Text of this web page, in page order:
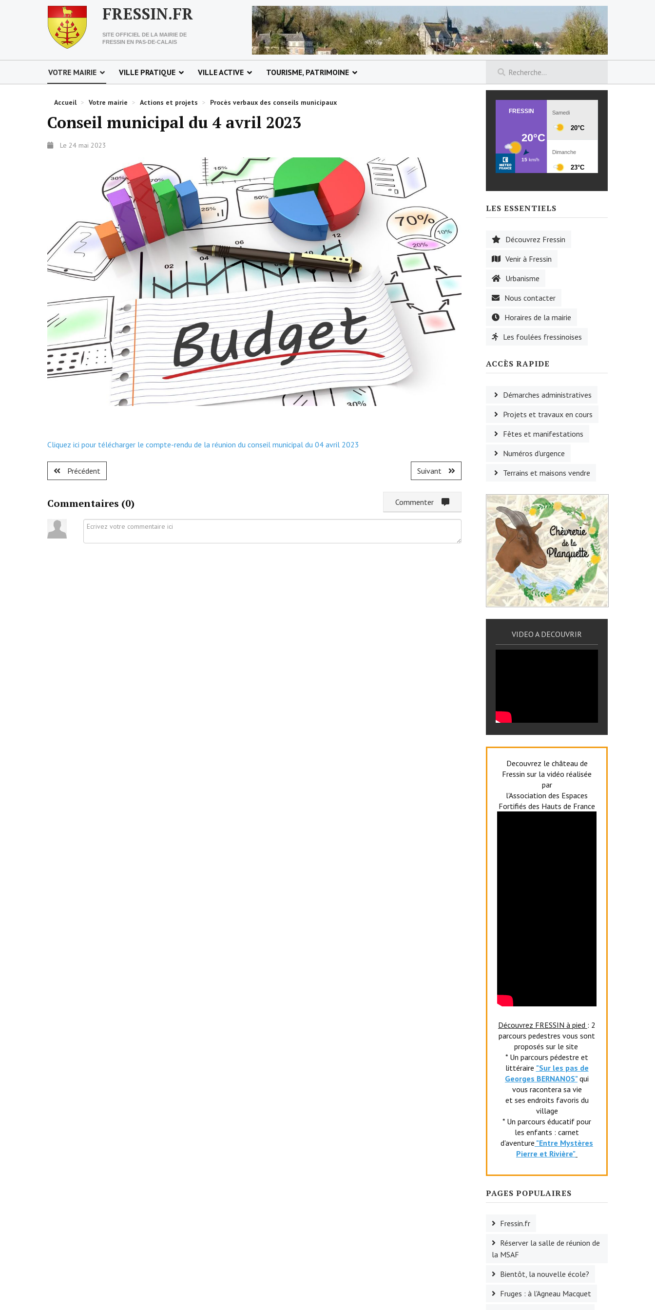
FRESSIN.FR
SITE OFFICIEL DE LA MAIRIE DE
FRESSIN EN PAS-DE-CALAIS
VOTRE MAIRIE VILLE PRATIQUE VILLE ACTIVE TOURISME, PATRIMOINE
Accueil > Votre mairie > Actions et projets > Procès verbaux des conseils municipaux
Conseil municipal du 4 avril 2023
Le 24 mai 2023
Cliquez ici pour télécharger le compte-rendu de la réunion du conseil municipal du 04 avril 2023
Précédent Suivant
Commentaires (0)
LES ESSENTIELS
Découvrez Fressin
Venir à Fressin
Urbanisme
Nous contacter
Horaires de la mairie
Les foulées fressinoises
ACCÈS RAPIDE
Démarches administratives
Projets et travaux en cours
Fêtes et manifestations
Numéros d'urgence
Terrains et maisons vendre
VIDEO A DECOUVRIR
Decouvrez le château de
Fressin sur la vidéo réalisée
par
l'Association des Espaces
Fortifiés des Hauts de France
Découvrez FRESSIN à pied : 2
parcours pedestres vous sont
proposés sur le site
* Un parcours pédestre et
littéraire "Sur les pas de
Georges BERNANOS" qui
vous racontera sa vie
et ses endroits favoris du
village
* Un parcours éducatif pour
les enfants : carnet
d'aventure "Entre Mystères
Pierre et Rivière"
PAGES POPULAIRES
Fressin.fr
Réserver la salle de réunion de
la MSAF
Bientôt, la nouvelle école?
Fruges : à l'Agneau Macquet